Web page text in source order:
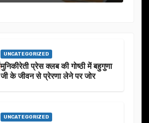
UNCATEGORIZED
मुनिकीरेती प्रेस क्लब की गोष्ठी में बहुगुणा
जी के जीवन से प्रेरणा लेने पर जोर
UNCATEGORIZED